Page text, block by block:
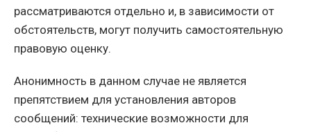
рассматриваются отдельно и, в зависимости от
обстоятельств, могут получить самостоятельную
правовую оценку.
Анонимность в данном случае не является
препятствием для установления авторов
сообщений: технические возможности для